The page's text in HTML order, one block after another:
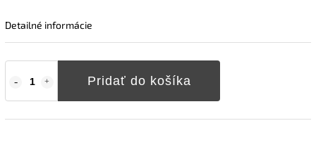
Pridať do košíka
Detailné informácie